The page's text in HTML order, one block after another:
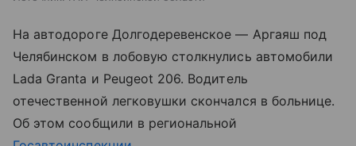
На автодороге Долгодеревенское — Аргаяш под
Челябинском в лобовую столкнулись автомобили
Lada Granta и Peugeot 206. Водитель
отечественной легковушки скончался в больнице.
Об этом сообщили в региональной